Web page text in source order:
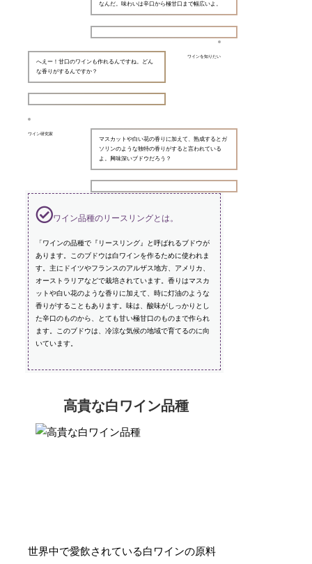
なんだ。味わいは辛口から極甘口まで幅広いよ。
ワインを知りたい
へえー！甘口のワインも作れるんですね。どん
な香りがするんですか？
ワイン研究家
マスカットや白い花の香りに加えて、熟成するとガ
ソリンのような独特の香りがすると言われている
よ。興味深いブドウだろう？
ワイン品種のリースリングとは。
「ワインの品種で『リースリング』と呼ばれるブドウが
あります。このブドウは白ワインを作るために使われま
す。主にドイツやフランスのアルザス地方、アメリカ、
オーストラリアなどで栽培されています。香りはマスカ
ットや白い花のような香りに加えて、時に灯油のような
香りがすることもあります。味は、酸味がしっかりとし
た辛口のものから、とても甘い極甘口のものまで作られ
ます。このブドウは、冷涼な気候の地域で育てるのに向
いています。
高貴な白ワイン品種
世界中で愛飲されている白ワインの原料